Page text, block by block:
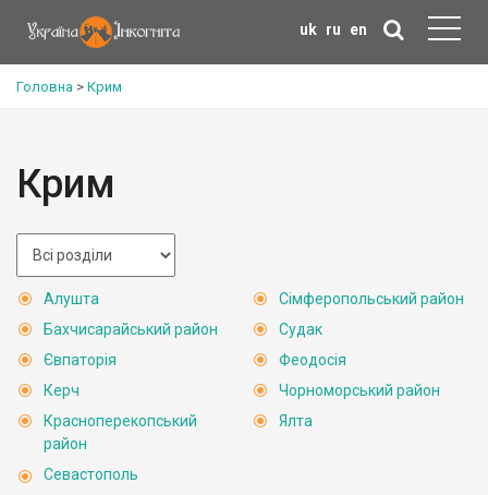
uk ru en
Головна > Крим
Крим
Алушта
Бахчисарайський район
Євпаторія
Керч
Красноперекопський
район
Севастополь
Сімферопольський район
Судак
Феодосія
Чорноморський район
Ялта